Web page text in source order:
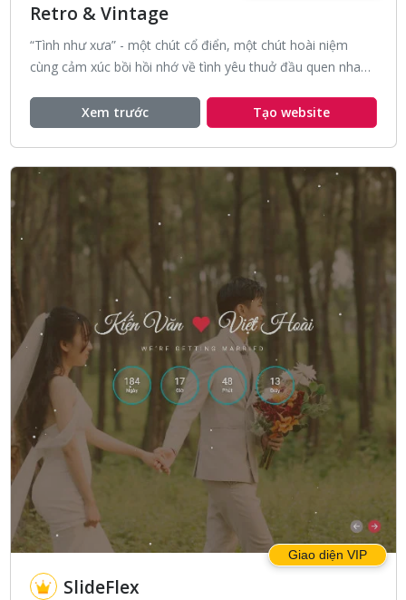
Retro & Vintage
“Tình như xưa” - một chút cổ điển, một chút hoài niệm
cùng cảm xúc bồi hồi nhớ về tình yêu thuở đầu quen nhau,
Xem trước
Tạo website
Giao diện VIP
SlideFlex